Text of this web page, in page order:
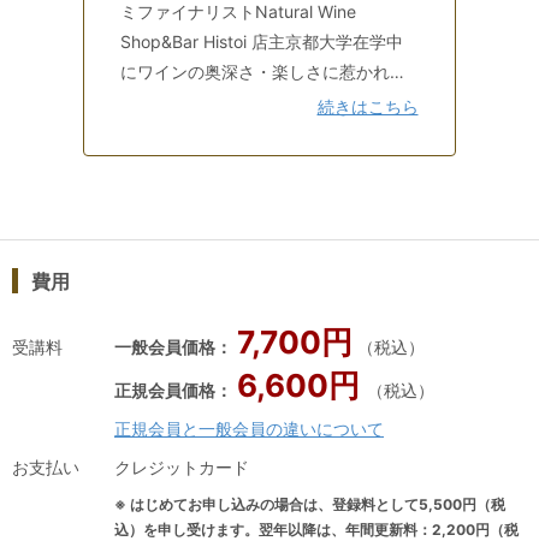
ミファイナリストNatural Wine
Shop&Bar Histoi 店主京都大学在学中
にワインの奥深さ・楽しさに惹かれ渡
仏、ボルドーでソムリエ資格を取得し
雫」にも取り上げられいるワイナリ
インショップ&バル イストワ」をオー
プン。世界各国のナチュラルワインを
中心にラインナップし、その普及に努
めている。対面授業で最も大事にして
いるのは、「今日来てよかったと思っ
てもらえる授業をする」こと。授業中
に生徒さんの反応を見ながら話す内容
続きはこちら
費用
受講料 一般会員価格： 7,700円 （税込）
正規会員価格： 6,600円
（税込）
正規会員と一般会員の違いについて
お支払い
クレジットカード
※ はじめてお申し込みの場合は、登録料として5,500円（税
込）を申し受けます。翌年以降は、年間更新料：2,200円（税